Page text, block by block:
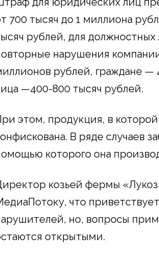
700 тысяч до 1 миллиона
рублей, для
нарушения
рублей, граждане —
—400-800 тысяч рублей.
этом, продукция, в
В ряде случаев
которого она
козьей фермы «Лукоз
что
но, вопросы
открытыми.